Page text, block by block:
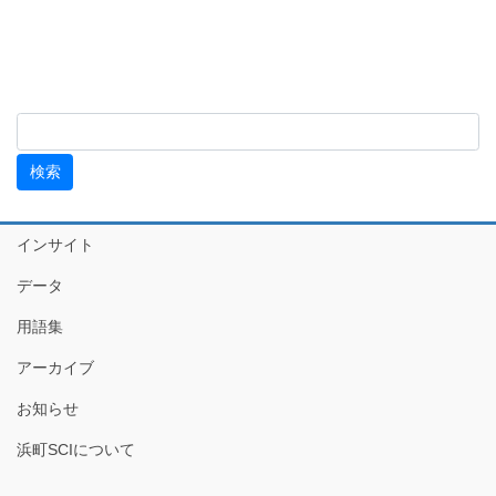
インサイト
データ
用語集
アーカイブ
お知らせ
浜町SCIについて